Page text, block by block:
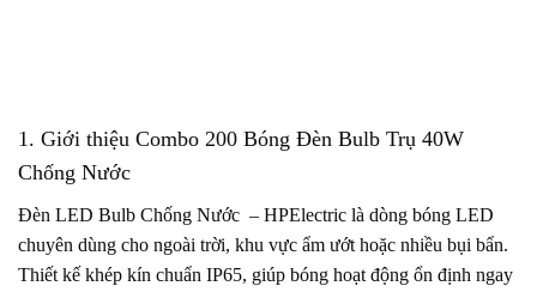
1. Giới thiệu Combo 200 Bóng Đèn Bulb Trụ 40W
Chống Nước
Đèn LED Bulb Chống Nước – HPElectric là dòng bóng LED
chuyên dùng cho ngoài trời, khu vực ẩm ướt hoặc nhiều bụi bẩn.
Thiết kế khép kín chuẩn IP65, giúp bóng hoạt động ổn định ngay